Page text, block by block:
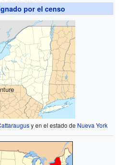
por el censo
y en el estado de Nueva York